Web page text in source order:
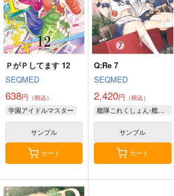
オリジナル
ガンヘッド
ニム
ブルックリン
サンプル
オリジナル メロス
サンプル
ＰがＰしてます 12
SEQMED
638円 （税込）
学園アイドルマスター
サンプル
カート
Q:Re 7
SEQMED
2,420円 （税込）
艦隊これくしょん-艦これ-
サンプル
カート